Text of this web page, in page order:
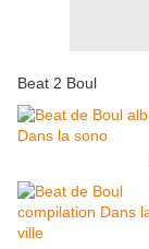
Beat 2 Boul